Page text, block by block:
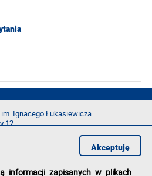
Ignacego Łukasiewicza
12
informacji zapisanych w plikach
Akceptuję